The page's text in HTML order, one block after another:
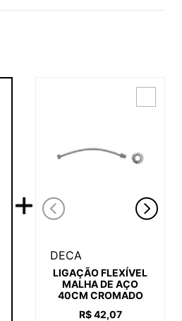
DECA
LIGAÇÃO FLEXÍVEL
MALHA DE AÇO
40CM CROMADO
R$ 42,07